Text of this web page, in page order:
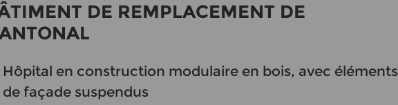
DE REMPLACEMENT DE
Hôpital en construction modulaire en bois, avec éléments
de façade suspendus